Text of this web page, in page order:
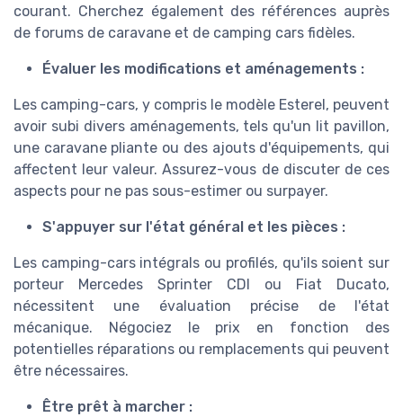
courant. Cherchez également des références auprès
de forums de caravane et de camping cars fidèles.
Évaluer les modifications et aménagements :
Les camping-cars, y compris le modèle Esterel, peuvent
avoir subi divers aménagements, tels qu'un lit pavillon,
une caravane pliante ou des ajouts d'équipements, qui
affectent leur valeur. Assurez-vous de discuter de ces
aspects pour ne pas sous-estimer ou surpayer.
S'appuyer sur l'état général et les pièces :
Les camping-cars intégrals ou profilés, qu'ils soient sur
porteur Mercedes Sprinter CDI ou Fiat Ducato,
nécessitent une évaluation précise de l'état
mécanique. Négociez le prix en fonction des
potentielles réparations ou remplacements qui peuvent
être nécessaires.
Être prêt à marcher :